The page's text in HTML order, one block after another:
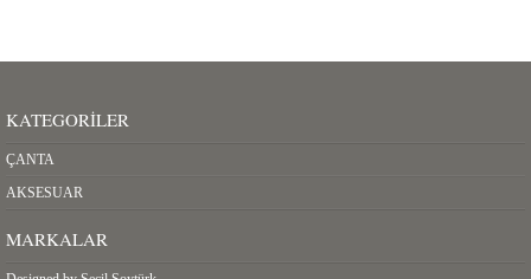
KATEGORILER
ÇANTA
AKSESUAR
MARKALAR